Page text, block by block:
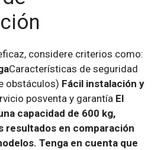
considere criterios como:
Características de seguridad
obstáculos) Fácil instalación y
posventa y garantía El
capacidad de 600 kg,
resultados en comparación
Tenga en cuenta que